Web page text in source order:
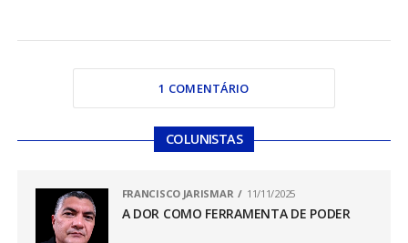
1 COMENTÁRIO
COLUNISTAS
FRANCISCO JARISMAR 11/11/2025
A DOR COMO FERRAMENTA DE PODER